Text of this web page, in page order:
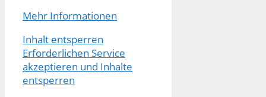
Mehr Informationen
Inhalt entsperren
Erforderlichen Service
akzeptieren und Inhalte
entsperren